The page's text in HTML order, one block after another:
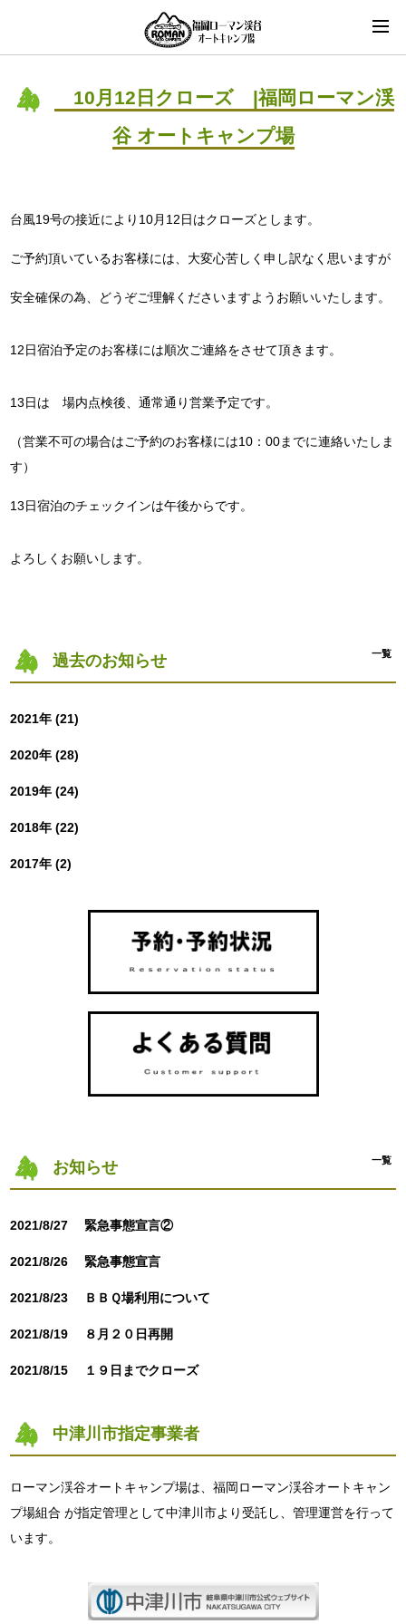
10月12日クローズ |福岡ローマン渓
谷 オートキャンプ場
台風19号の接近により10月12日はクローズとします。
ご予約頂いているお客様には、大変心苦しく申し訳なく思いますが
安全確保の為、どうぞご理解くださいますようお願いいたします。
12日宿泊予定のお客様には順次ご連絡をさせて頂きます。
13日は 場内点検後、通常通り営業予定です。
（営業不可の場合はご予約のお客様には10：00までに連絡いたしま
す）
13日宿泊のチェックインは午後からです。
よろしくお願いします。
過去のお知らせ 一覧
2021年 (21)
2020年 (28)
2019年 (24)
2018年 (22)
2017年 (2)
お知らせ 一覧
2021/8/27 緊急事態宣言②
2021/8/26 緊急事態宣言
2021/8/23 ＢＢＱ場利用について
2021/8/19 ８月２０日再開
2021/8/15 １９日までクローズ
中津川市指定事業者
ローマン渓谷オートキャンプ場は、福岡ローマン渓谷オートキャン
プ場組合 が指定管理として中津川市より受託し、管理運営を行って
います。